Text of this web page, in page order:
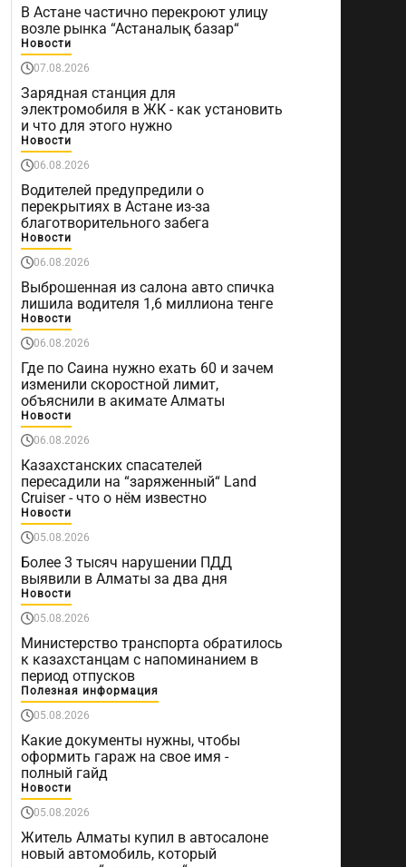
В Астане частично перекроют улицу
возле рынка “Астаналық базар“
Новости
07.08.2026
Зарядная станция для
электромобиля в ЖК - как установить
и что для этого нужно
Новости
06.08.2026
Водителей предупредили о
перекрытиях в Астане из-за
благотворительного забега
Новости
06.08.2026
Выброшенная из салона авто спичка
лишила водителя 1,6 миллиона тенге
Новости
06.08.2026
Где по Саина нужно ехать 60 и зачем
изменили скоростной лимит,
объяснили в акимате Алматы
Новости
06.08.2026
Казахстанских спасателей
пересадили на “заряженный“ Land
Cruiser - что о нём известно
Новости
05.08.2026
Более 3 тысяч нарушении ПДД
выявили в Алматы за два дня
Новости
05.08.2026
Министерство транспорта обратилось
к казахстанцам с напоминанием в
период отпусков
Полезная информация
05.08.2026
Какие документы нужны, чтобы
оформить гараж на свое имя -
полный гайд
Новости
05.08.2026
Житель Алматы купил в автосалоне
новый автомобиль, который